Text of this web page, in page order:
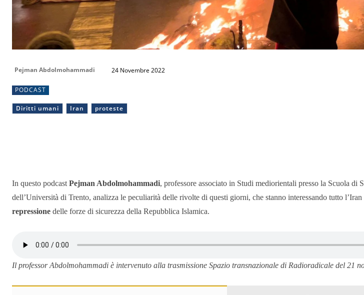
Pejman Abdolmohammadi 24 Novembre 2022
PODCAST
Diritti umani Iran proteste
In questo podcast Pejman Abdolmohammadi, professore associato in Studi mediorientali presso la Scuola di
dell’Università di Trento, analizza le peculiarità delle rivolte di questi giorni, che stanno interessando tutto l’Iran
repressione delle forze di sicurezza della Repubblica Islamica.
Il professor Abdolmohammadi è intervenuto alla trasmissione Spazio transnazionale di Radioradicale del 21